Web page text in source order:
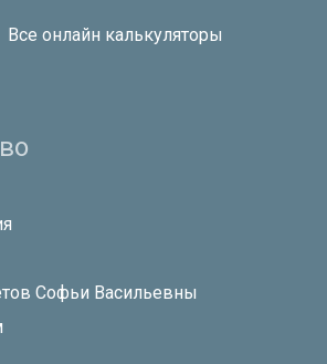
Все онлайн калькуляторы
Софьи Васильевны